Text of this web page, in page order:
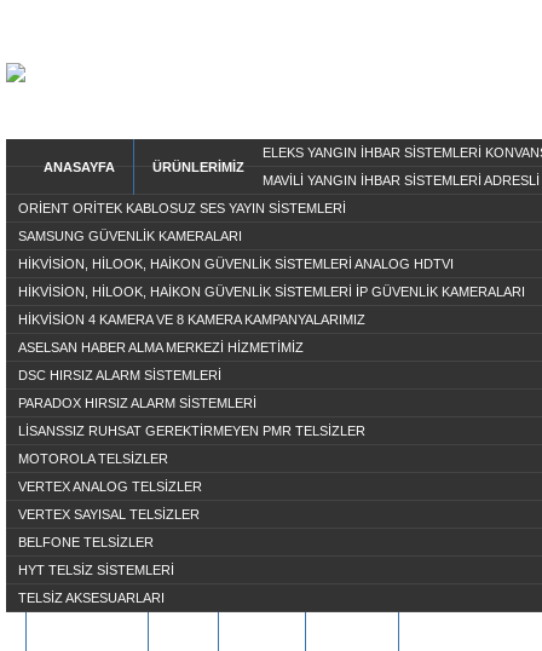
ANASAYFA ÜRÜNLERİMİZ
ELEKS YANGIN İHBAR SİSTEMLERİ
MAVİLİ YANGIN İHBAR SİSTEMLERİ ADRESLİ
ORİENT ORİTEK KABLOSUZ SES YAYIN SİSTEMLERİ
SAMSUNG GÜVENLİK KAMERALARI
HİKVİSİON, HİLOOK, HAİKON GÜVENLİK SİSTEMLERİ ANALOG HDTVI
HİKVİSİON, HİLOOK, HAİKON GÜVENLİK SİSTEMLERİ İP GÜVENLİK KAMERALARI
HİKVİSİON 4 KAMERA VE 8 KAMERA KAMPANYALARIMIZ
ASELSAN HABER ALMA MERKEZİ HİZMETİMİZ
DSC HIRSIZ ALARM SİSTEMLERİ
PARADOX HIRSIZ ALARM SİSTEMLERİ
LİSANSSIZ RUHSAT GEREKTİRMEYEN PMR TELSİZLER
MOTOROLA TELSİZLER
VERTEX ANALOG TELSİZLER
VERTEX SAYISAL TELSİZLER
BELFONE TELSİZLER
HYT TELSİZ SİSTEMLERİ
TELSİZ AKSESUARLARI